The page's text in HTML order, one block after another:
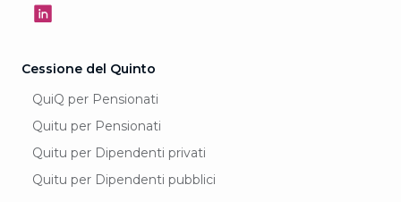
Cessione del Quinto
QuiQ per Pensionati
Quitu per Pensionati
Quitu per Dipendenti privati
Quitu per Dipendenti pubblici